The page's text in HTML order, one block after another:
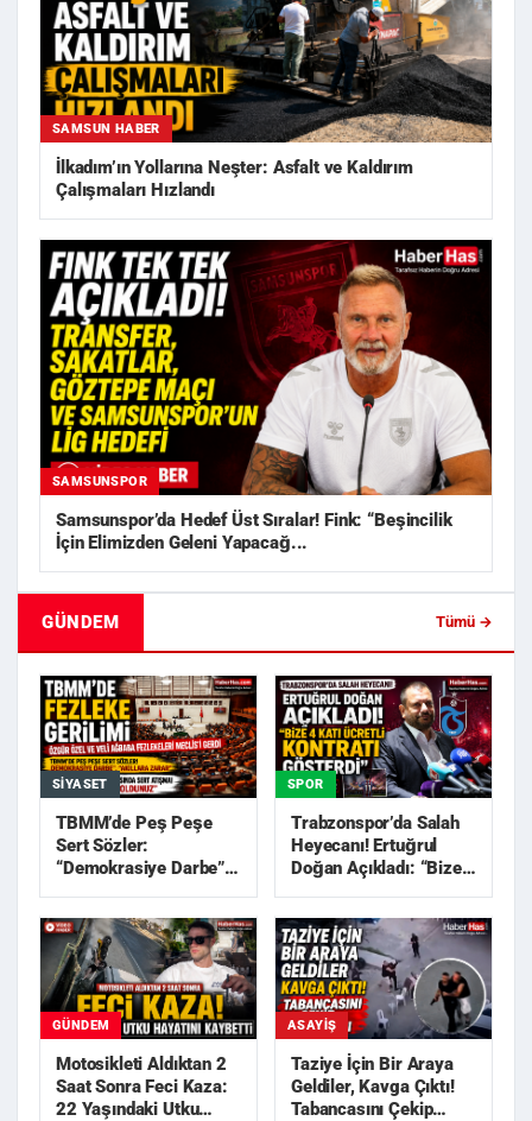
SAMSUN HABER
İlkadım’ın Yollarına Neşter: Asfalt ve Kaldırım
Çalışmaları Hızlandı
SAMSUNSPOR
Samsunspor’da Hedef Üst Sıralar! Fink: “Beşincilik
İçin Elimizden Geleni Yapacağ...
GÜNDEM Tümü →
SIYASET
TBMM’de Peş Peşe
Sert Sözler:
“Demokrasiye Darbe”,
SPOR
Trabzonspor’da Salah
Heyecanı! Ertuğrul
Doğan Açıkladı: “Bize
GÜNDEM
Motosikleti Aldıktan 2
Saat Sonra Feci Kaza:
22 Yaşındaki Utku
ASAYIŞ
Taziye İçin Bir Araya
Geldiler, Kavga Çıktı!
Tabancasını Çekip